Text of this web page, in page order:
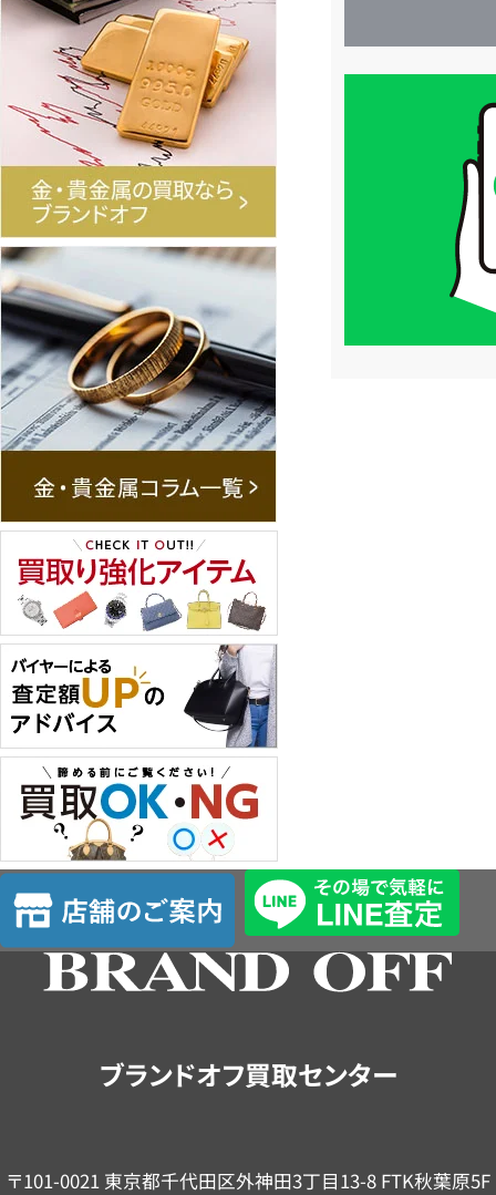
定
店
舗
の
ブランドオフ買取センター
〒101-0021 東京都千代田区外神田3丁目13-8 FTK秋葉原5F